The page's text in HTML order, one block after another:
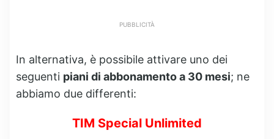
PUBBLICITÀ
In alternativa, è possibile attivare uno dei
seguenti piani di abbonamento a 30 mesi; ne
abbiamo due differenti:
TIM Special Unlimited